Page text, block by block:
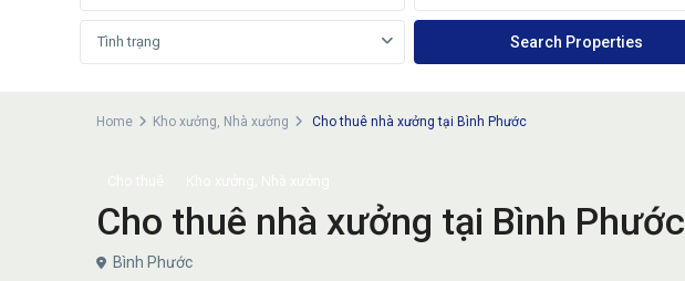
Tình trạng
Home Kho xưởng, Nhà xưởng Cho thuê nhà xưởng tại Bình Phước
Cho thuê nhà xưởng tại Bình Phước
Bình Phước